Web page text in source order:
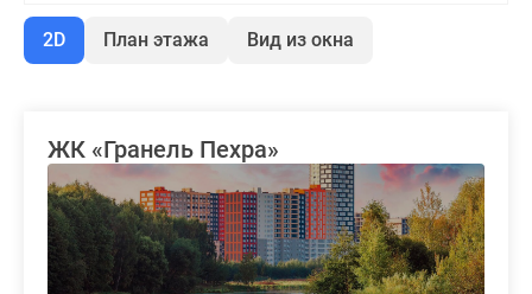
2D План этажа Вид из окна
ЖК «Гранель Пехра»